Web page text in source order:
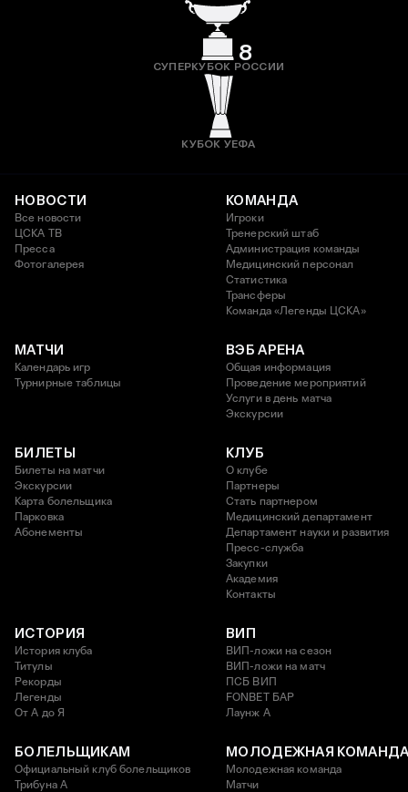
8
СУПЕРКУБОК РОССИИ
КУБОК УЕФА
НОВОСТИ
Все новости
ЦСКА ТВ
Пресса
Фотогалерея
КОМАНДА
Игроки
Тренерский штаб
Администрация команды
Медицинский персонал
Статистика
Трансферы
Команда «Легенды ЦСКА»
МАТЧИ
Календарь игр
Турнирные таблицы
ВЭБ АРЕНА
Общая информация
Проведение мероприятий
Услуги в день матча
Экскурсии
БИЛЕТЫ
Билеты на матчи
Экскурсии
Карта болельщика
Парковка
Абонементы
КЛУБ
О клубе
Партнеры
Стать партнером
Медицинский департамент
Департамент науки и развития
Пресс-служба
Закупки
Академия
Контакты
ИСТОРИЯ
История клуба
Титулы
Рекорды
Легенды
От А до Я
ВИП
ВИП-ложи на сезон
ВИП-ложи на матч
ПСБ ВИП
FONBET БАР
Лаунж A
БОЛЕЛЬЩИКАМ
Официальный клуб болельщиков
Трибуна А
МОЛОДЕЖНАЯ
Молодежная команда
Матчи